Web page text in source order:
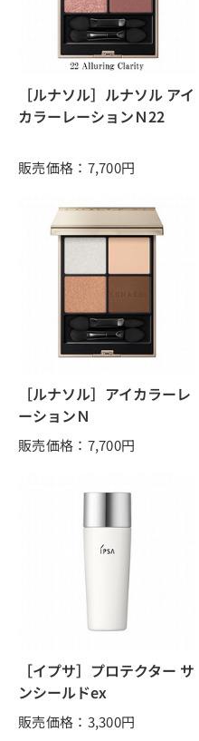
［ルナソル］ルナソル アイ
カラーレーションＮ22
販売価格：7,700円
［ルナソル］アイカラーレ
ーションＮ
販売価格：7,700円
［イプサ］プロテクター サ
ンシールドex
販売価格：3,300円